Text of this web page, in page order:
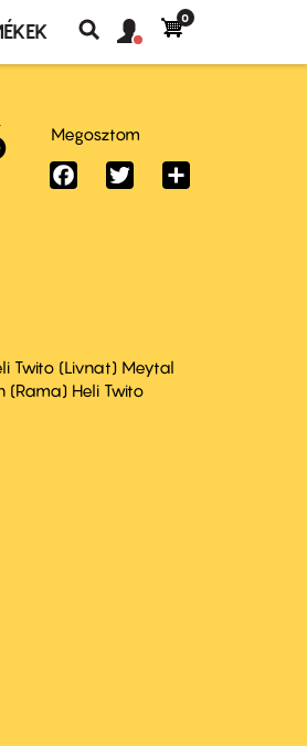
Keresés
fiók
Felhasználói
0
Twito (Livnat) Meytal
(Rama) Heli Twito
Megosztom
FacebookTwitter